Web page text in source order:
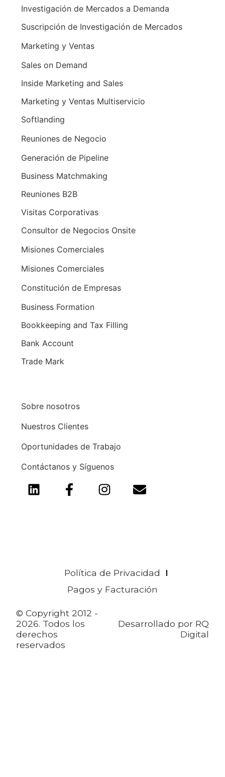
Investigación de Mercados a Demanda
Suscripción de Investigación de Mercados
Marketing y Ventas
Sales on Demand
Inside Marketing and Sales
Marketing y Ventas Multiservicio
Softlanding
Reuniones de Negocio
Generación de Pipeline
Business Matchmaking
Reuniones B2B
Visitas Corporativas
Consultor de Negocios Onsite
Misiones Comerciales
Misiones Comerciales
Constitución de Empresas
Business Formation
Bookkeeping and Tax Filling
Bank Account
Trade Mark
Sobre nosotros
Nuestros Clientes
Oportunidades de Trabajo
Contáctanos y Síguenos
© Copyright 2012 -
2026. Todos los
derechos
reservados
Política de Privacidad
Pagos y Facturación
Desarrollado por RQ
Digital